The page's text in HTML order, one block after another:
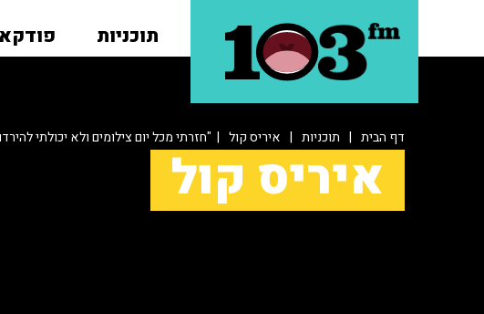
תוכניות
דף הבית | תוכניות | איריס קול | "חזרתי מכל יום צילומים ולא יכולתי
איריס קול